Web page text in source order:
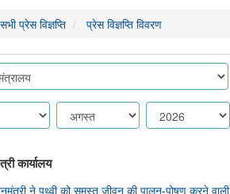
सभी प्रेस विज्ञप्ति प्रेस विज्ञप्ति विवरण
कार्यालय
ने पृथ्वी को समस्त जीवन की पालन-पोषण करने वाली